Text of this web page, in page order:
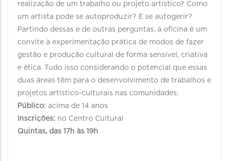
realização de um trabalho ou projeto artístico? Como
um artista pode se autoproduzir? E se autogerir?
Partindo dessas e de outras perguntas, a oficina é um
convite à experimentação prática de modos de fazer
gestão e produção cultural de forma sensível, criativa
e ética. Tudo isso considerando o potencial que essas
duas áreas têm para o desenvolvimento de trabalhos e
projetos artístico-culturais nas comunidades.
Público: acima de 14 anos
Inscrições: no Centro Cultural
Quintas, das 17h às 19h